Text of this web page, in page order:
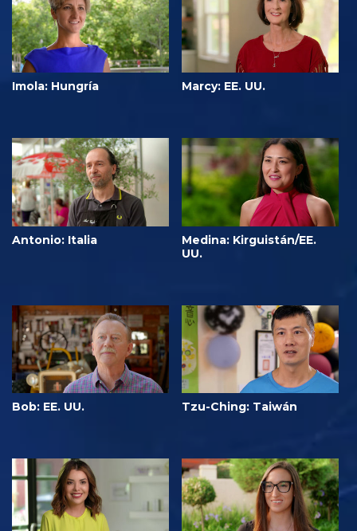
Imola: Hungría Marcy: EE. UU.
Antonio: Italia
Medina: Kirguistán/EE.
UU.
Bob: EE. UU. Tzu-Ching: Taiwán